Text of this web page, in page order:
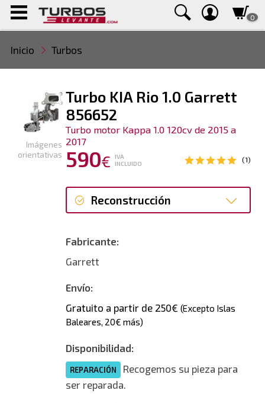
0
Inicio Turbos
Turbo KIA Rio 1.0 Garrett
856652
Turbo motor Kappa 1.0 120cv de 2015 a
2017
590€
IVA
INCLUIDO
(1)
Reconstrucción
Fabricante:
Garrett
Envío:
Gratuito a partir de 250€ (Excepto Islas
Baleares, 20€ más)
Disponibilidad:
REPARACIÓN
Recogemos su pieza para
ser reparada.
Imágenes
orientativas